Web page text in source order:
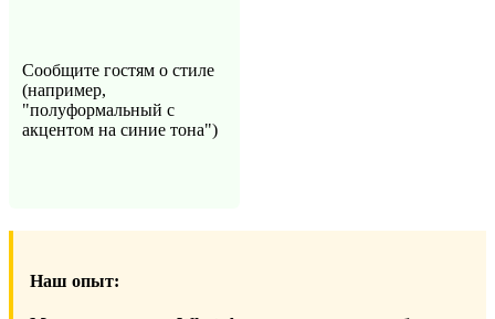
Сообщите гостям о стиле
(например,
"полуформальный с
акцентом на синие тона")
Наш опыт: